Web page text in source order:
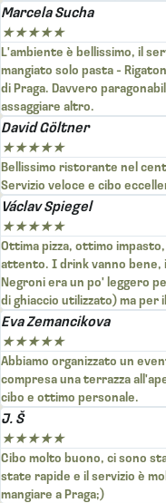
Marcela Sucha
★★★★★
L'ambiente è bellissimo, il
mangiato solo pasta -
di Praga. Davvero
assaggiare altro.
David Göltner
★★★★★
Bellissimo ristorante nel
Servizio veloce e cibo
Václav Spiegel
★★★★★
Ottima pizza, ottimo
attento. I drink vanno bene,
Negroni era un po' leggero
di ghiaccio utilizzato) ma per
Eva Zemancikova
★★★★★
Abbiamo organizzato un
compresa una terrazza
cibo e ottimo personale.
J. Š
★★★★★
Cibo molto buono, ci sono
state rapide e il servizio è
mangiare a Praga;)